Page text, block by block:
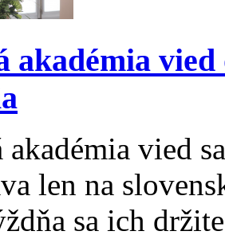
akadémia
akadémia vied
len na
sa ich